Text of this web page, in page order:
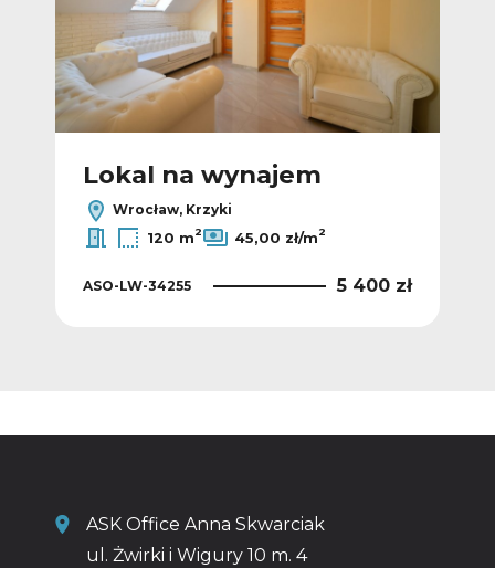
Lokal na wynajem
Wrocław, Krzyki
120 m2 45,00 zł/m2
ASO-LW-34255 5 400 zł
ASK Office Anna Skwarciak
ul. Żwirki i Wigury 10 m. 4